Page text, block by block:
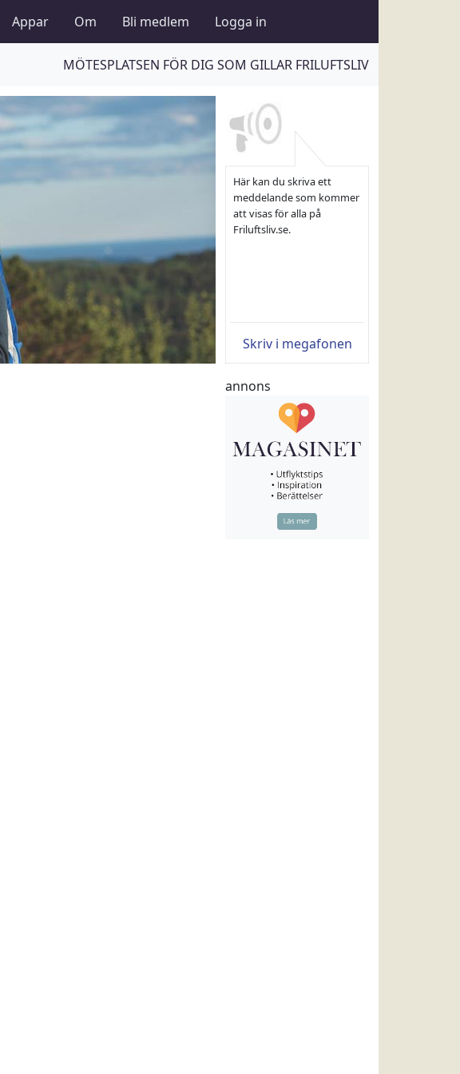
Appar Om Bli medlem Logga in
MÖTESPLATSEN FÖR DIG SOM GILLAR FRILUFTSLIV
Här kan du skriva ett
meddelande som kommer
att visas för alla på
Friluftsliv.se.
Skriv i megafonen
annons